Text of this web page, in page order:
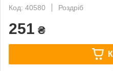
Код: 40580
Роздріб
251 ₴